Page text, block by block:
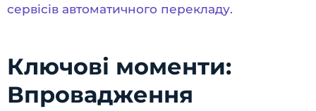
сервісів автоматичного перекладу.
Ключові моменти:
Впровадження